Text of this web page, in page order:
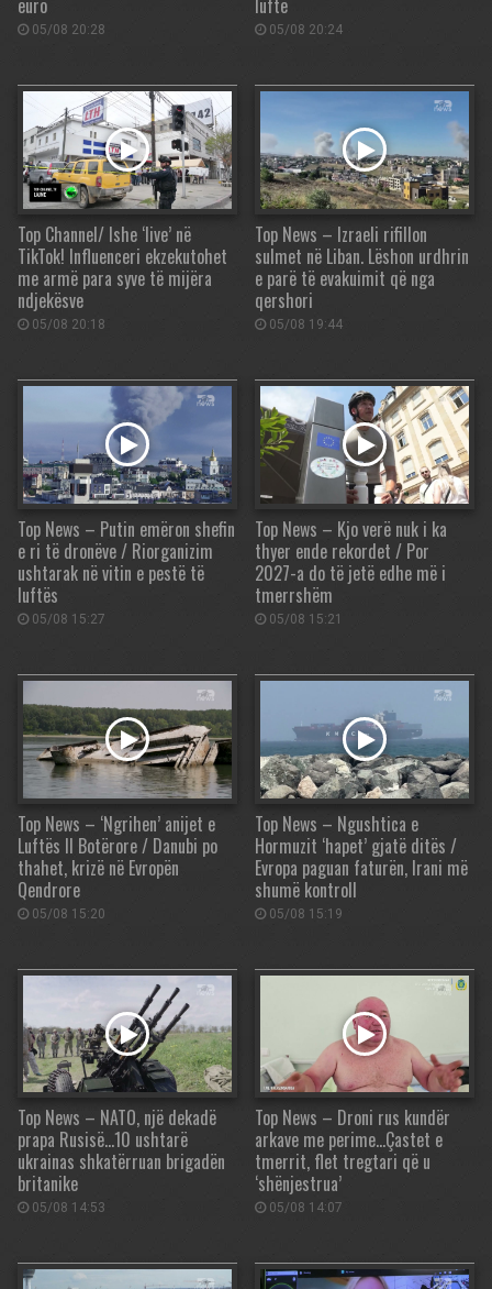
euro
05/08 20:28
luftë
05/08 20:24
Top Channel/ Ishe ‘live’ në
TikTok! Influenceri ekzekutohet
me armë para syve të mijëra
ndjekësve
05/08 20:18
Top News – Izraeli rifillon
sulmet në Liban. Lëshon urdhrin
e parë të evakuimit që nga
qershori
05/08 19:44
Top News – Putin emëron shefin
e ri të dronëve / Riorganizim
ushtarak në vitin e pestë të
luftës
05/08 15:27
Top News – Kjo verë nuk i ka
thyer ende rekordet / Por
2027-a do të jetë edhe më i
tmerrshëm
05/08 15:21
Top News – ‘Ngrihen’ anijet e
Luftës II Botërore / Danubi po
thahet, krizë në Evropën
Qendrore
05/08 15:20
Top News – Ngushtica e
Hormuzit ‘hapet’ gjatë ditës /
Evropa paguan faturën, Irani më
shumë kontroll
05/08 15:19
Top News – NATO, një dekadë
prapa Rusisë…10 ushtarë
ukrainas shkatërruan brigadën
britanike
05/08 14:53
Top News – Droni rus kundër
arkave me perime…Çastet e
tmerrit, flet tregtari që u
‘shënjestrua’
05/08 14:07